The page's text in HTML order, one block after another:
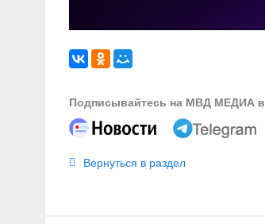
Подписывайтесь на МВД МЕДИА в
Вернуться в раздел